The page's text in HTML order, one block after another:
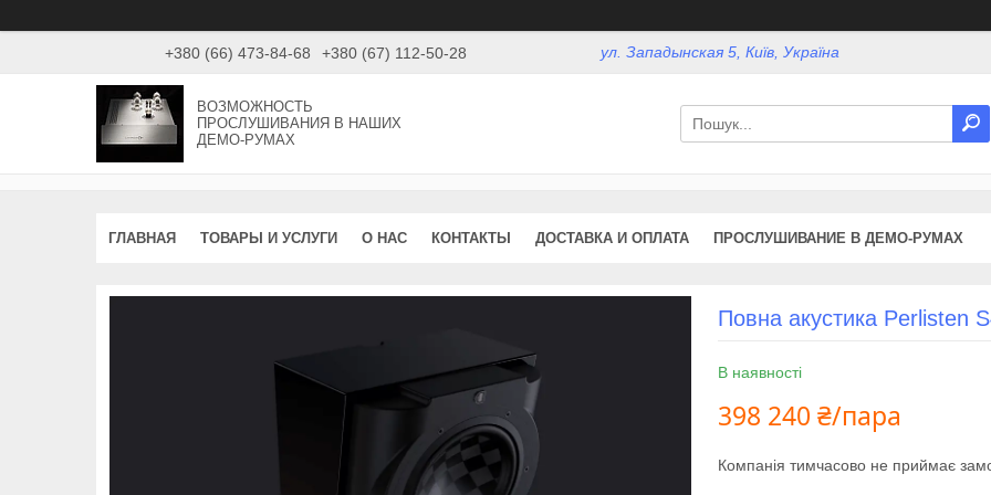
+380 (66) 473-84-68 +380 (67) 112-50-28 ул. Западынская 5, Київ, Україна
ВОЗМОЖНОСТЬ
ПРОСЛУШИВАНИЯ В НАШИХ
ДЕМО-РУМАХ
ГЛАВНАЯ ТОВАРЫ И УСЛУГИ О НАС КОНТАКТЫ ДОСТАВКА И ОПЛАТА ПРОСЛУШИВАНИЕ В ДЕМО-РУМАХ
Повна акустика Perlisten
В наявності
398 240 ₴/пара
Компанія тимчасово не приймає